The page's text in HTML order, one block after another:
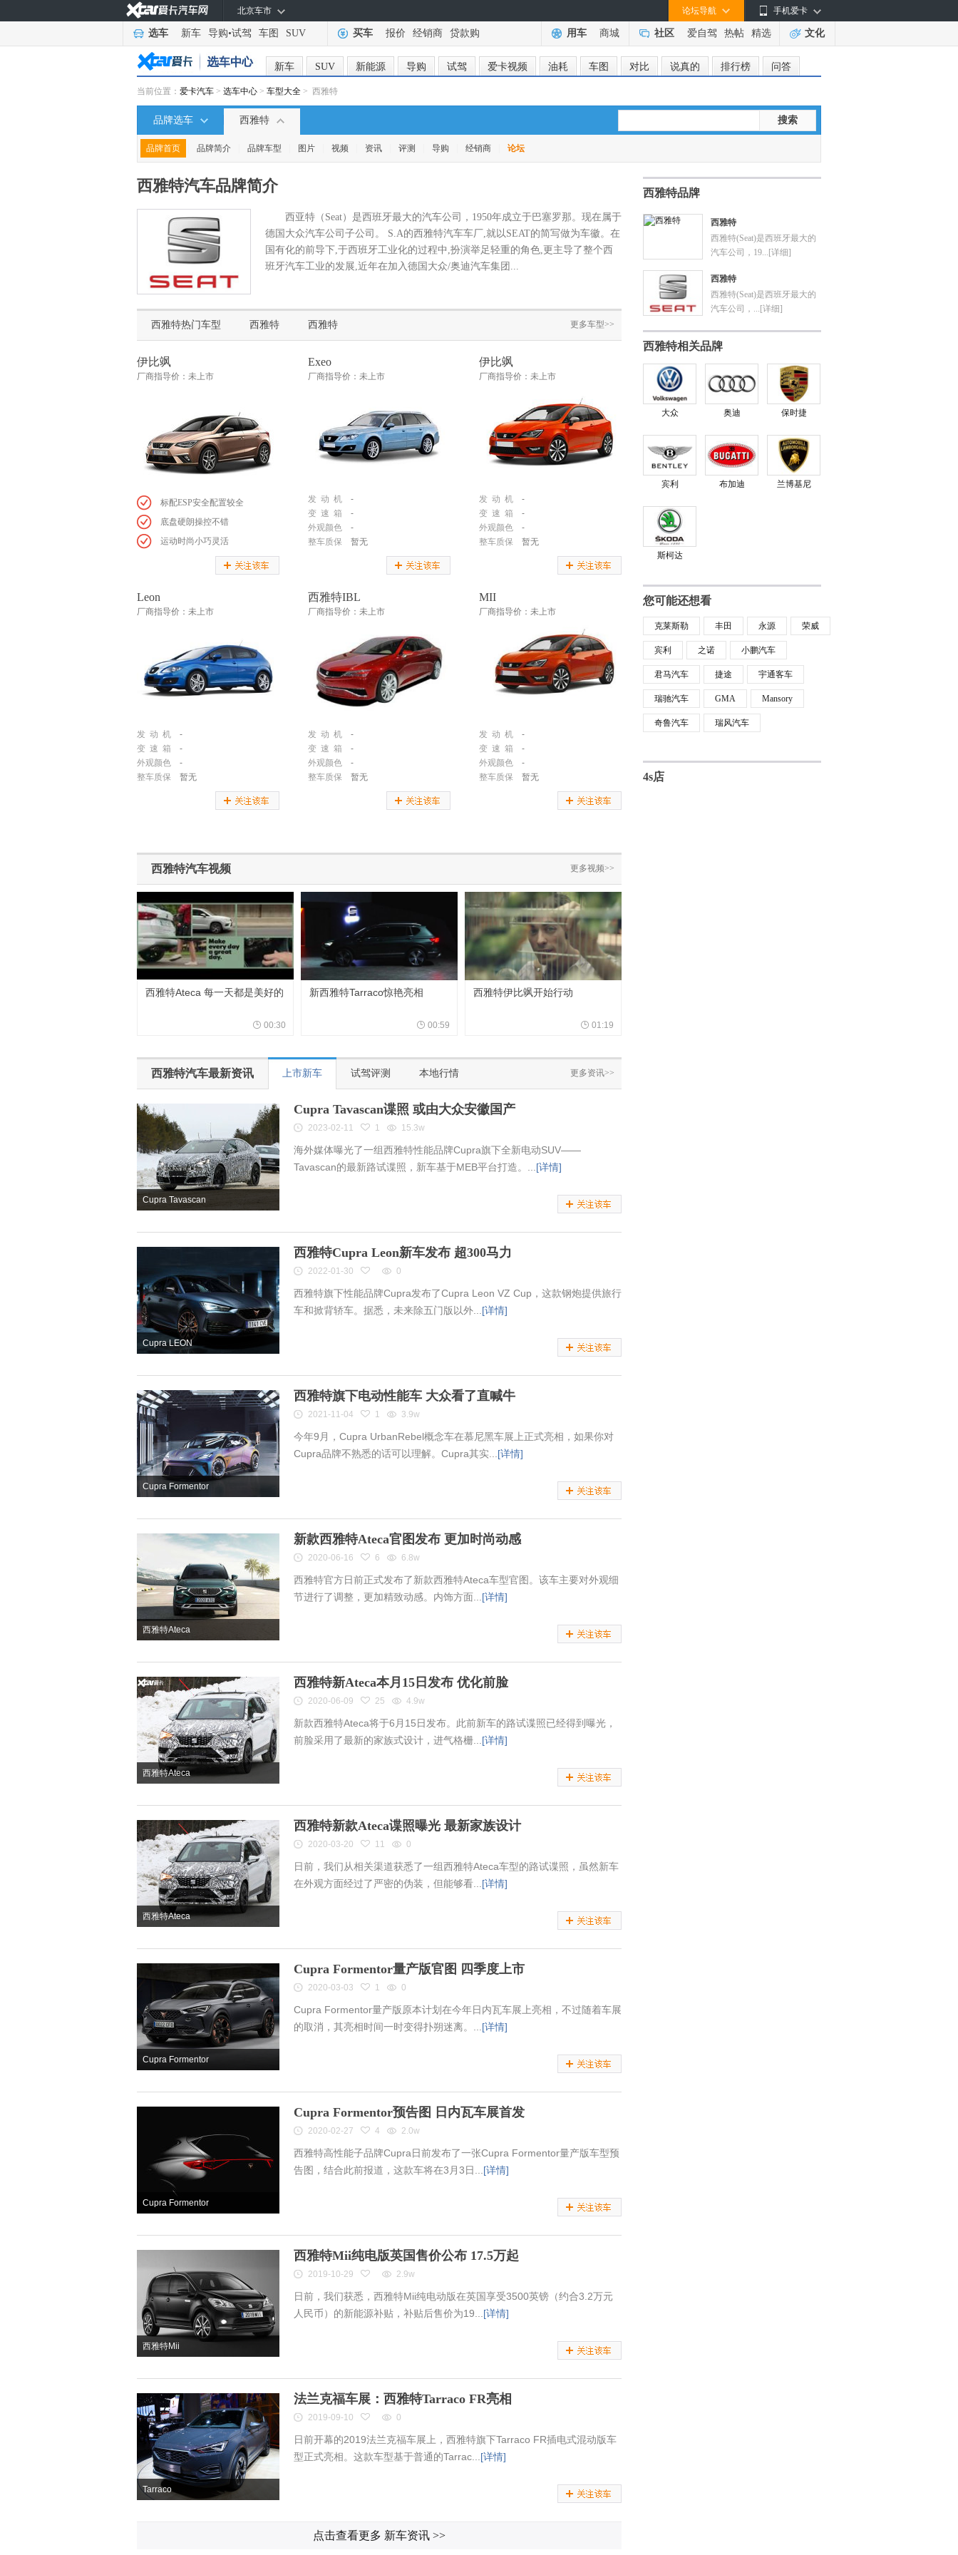
手机爱卡
论坛导航
北京车市
选车 新车 导购•试驾 车图 SUV 买车 报价 经销商 贷款购 用车 商城 社区 爱自驾 热帖 精选 文化
新车 SUV 新能源 导购 试驾 爱卡视频 油耗 车图 对比 说真的 排行榜 问答
当前位置： 爱卡汽车 > 选车中心 > 车型大全 > 西雅特
品牌选车 西雅特 搜索
品牌首页 品牌简介 品牌车型 图片 视频 资讯 评测 导购 经销商 论坛
西雅特汽车品牌简介
西亚特（Seat）是西班牙最大的汽车公司，1950年成立于巴塞罗那。现在属于
德国大众汽车公司子公司。 S.A的西雅特汽车车厂,就以SEAT的简写做为车徽。在
国有化的前导下,于西班牙工业化的过程中,扮演举足轻重的角色,更主导了整个西
班牙汽车工业的发展,近年在加入德国大众/奥迪汽车集团...
西雅特热门车型 更多车型>>
西雅特 西雅特
伊比飒
厂商指导价：未上市
标配ESP安全配置较全
底盘硬朗操控不错
运动时尚小巧灵活
Exeo
厂商指导价：未上市
发 动 机
-
变 速 箱
-
外观颜色
-
整车质保
暂无
伊比飒
厂商指导价：未上市
发 动 机
-
变 速 箱
-
外观颜色
-
整车质保
暂无
Leon
厂商指导价：未上市
发 动 机
-
变 速 箱
-
外观颜色
-
整车质保
暂无
西雅特IBL
厂商指导价：未上市
发 动 机
-
变 速 箱
-
外观颜色
-
整车质保
暂无
MII
厂商指导价：未上市
发 动 机
-
变 速 箱
-
外观颜色
-
整车质保
暂无
西雅特汽车视频 更多视频>>
西雅特Ateca 每一天都是美好的
00:30
新西雅特Tarraco惊艳亮相
00:59
西雅特伊比飒开始行动
01:19
西雅特汽车最新资讯 更多资讯>>
上市新车 试驾评测 本地行情
Cupra Tavascan
Cupra Tavascan谍照 或由大众安徽国产
2023-02-11 1 15.3w
海外媒体曝光了一组西雅特性能品牌Cupra旗下全新电动SUV——
Tavascan的最新路试谍照，新车基于MEB平台打造。... [详情]
Cupra LEON
西雅特Cupra Leon新车发布 超300马力
2022-01-30 0
西雅特旗下性能品牌Cupra发布了Cupra Leon VZ Cup，这款钢炮提供旅行
车和掀背轿车。据悉，未来除五门版以外... [详情]
Cupra Formentor
西雅特旗下电动性能车 大众看了直喊牛
2021-11-04 1 3.9w
今年9月，Cupra UrbanRebel概念车在慕尼黑车展上正式亮相，如果你对
Cupra品牌不熟悉的话可以理解。Cupra其实... [详情]
西雅特Ateca
新款西雅特Ateca官图发布 更加时尚动感
2020-06-16 6 6.8w
西雅特官方日前正式发布了新款西雅特Ateca车型官图。该车主要对外观细
节进行了调整，更加精致动感。内饰方面... [详情]
西雅特Ateca
西雅特新Ateca本月15日发布 优化前脸
2020-06-09 25 4.9w
新款西雅特Ateca将于6月15日发布。此前新车的路试谍照已经得到曝光，
前脸采用了最新的家族式设计，进气格栅... [详情]
西雅特Ateca
西雅特新款Ateca谍照曝光 最新家族设计
2020-03-20 11 0
日前，我们从相关渠道获悉了一组西雅特Ateca车型的路试谍照，虽然新车
在外观方面经过了严密的伪装，但能够看... [详情]
Cupra Formentor
Cupra Formentor量产版官图 四季度上市
2020-03-03 1 0
Cupra Formentor量产版原本计划在今年日内瓦车展上亮相，不过随着车展
的取消，其亮相时间一时变得扑朔迷离。... [详情]
Cupra Formentor
Cupra Formentor预告图 日内瓦车展首发
2020-02-27 4 2.0w
西雅特高性能子品牌Cupra日前发布了一张Cupra Formentor量产版车型预
告图，结合此前报道，这款车将在3月3日... [详情]
西雅特Mii
西雅特Mii纯电版英国售价公布 17.5万起
2019-10-29 2.9w
日前，我们获悉，西雅特Mii纯电动版在英国享受3500英镑（约合3.2万元
人民币）的新能源补贴，补贴后售价为19... [详情]
Tarraco
法兰克福车展：西雅特Tarraco FR亮相
2019-09-10 0
日前开幕的2019法兰克福车展上，西雅特旗下Tarraco FR插电式混动版车
型正式亮相。这款车型基于普通的Tarrac... [详情]
点击查看更多 新车资讯 >>
西雅特品牌
西雅特
西雅特(Seat)是西班牙最大的
汽车公司，19... [详细]
西雅特
西雅特(Seat)是西班牙最大的
汽车公司，... [详细]
西雅特相关品牌
大众 奥迪 保时捷
宾利 布加迪 兰博基尼
斯柯达
您可能还想看
克莱斯勒 丰田 永源 荣威
宾利 之诺 小鹏汽车
君马汽车 捷途 宇通客车
瑞驰汽车 GMA Mansory
奇鲁汽车 瑞风汽车
4s店